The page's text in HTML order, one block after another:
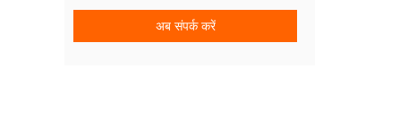
अब संपर्क करें